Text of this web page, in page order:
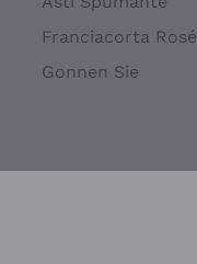
Franciacorta Rosé
Gonnen Sie